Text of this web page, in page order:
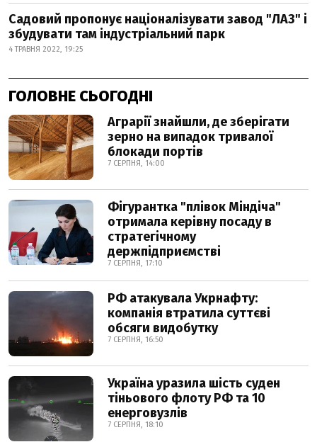
Садовий пропонує націоналізувати завод "ЛАЗ" і
збудувати там індустріальний парк
4 ТРАВНЯ 2022, 19:25
ГОЛОВНЕ СЬОГОДНІ
Аграрії знайшли, де зберігати
зерно на випадок тривалої
блокади портів
7 СЕРПНЯ, 14:00
Фігурантка "плівок Міндіча"
отримала керівну посаду в
стратегічному
держпідприємстві
7 СЕРПНЯ, 17:10
РФ атакувала Укрнафту:
компанія втратила суттєві
обсяги видобутку
7 СЕРПНЯ, 16:50
Україна уразила шість суден
тіньового флоту РФ та 10
енерговузлів
7 СЕРПНЯ, 18:10